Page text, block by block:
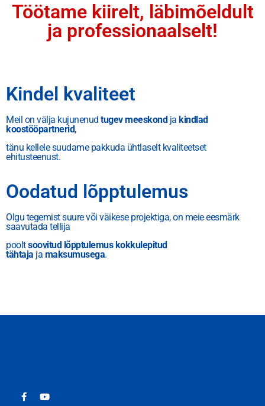
Töötame kiirelt, läbimõeldult
ja professionaalselt!
Kindel kvaliteet
Meil on välja kujunenud tugev meeskond ja kindlad
koostööpartnerid,
tänu kellele suudame pakkuda ühtlaselt kvaliteetset
ehitusteenust.
Oodatud lõpptulemus
Olgu tegemist suure või väikese projektiga, on meie eesmärk
saavutada tellija
pooltsoovitud lõpptulemus kokkulepitud
tähtaja ja maksumusega.